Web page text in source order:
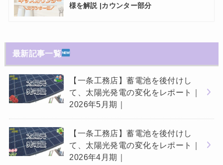
様を解説 |カウンター部分
最新記事一覧
【一条工務店】蓄電池を後付けし
て、太陽光発電の変化をレポート｜
2026年5月期｜
【一条工務店】蓄電池を後付けし
て、太陽光発電の変化をレポート｜
2026年4月期｜